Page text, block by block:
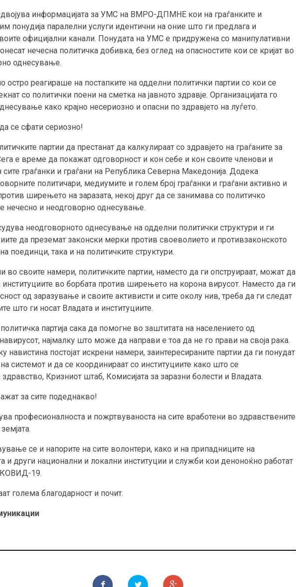
информацијата за УМС на ВМРО-ДПМНЕ кои на граѓанките и
понудија паралелни услуги идентични на оние што ги предлага и
официјални канали. Понудата на УМС е придружена со манипулативни
нечесна политичка добивка, без оглед на опасностите кои се кријат во
однесување.
реагираше на постапките на одделни политички партии со кои се
со политички поени на сметка на јавното здравје. Организацијата го
како крајно несериозно и опасни по здравјето на луѓето.
се сфати сериозно!
партии да престанат да калкулираат со здравјето на граѓаните за
е време да покажат одговорност и кон себе и кон своите членови и
сите граѓанки и граѓани на Република Северна Македонија. Додека
политичари, медиумите и голем број граѓанки и граѓани активно и
ширењето на заразата, некој друг да се занимава со политичко
нечесно и неодговорно однесување.
неодговорното однесување на одделни политички структури и ги
да преземат законски мерки против своеволието и противзаконското
поединци, така и на политичките структури.
во своите намери, политичките партии, наместо да ги опструираат, можат да
институциите во борбата против ширењето на корона вирусот. Наместо да ги
од заразување и своите активисти и сите околу нив, треба да ги следат
што ги носат Владата и институциите.
партија сака да помогне во заштитата на населението од
најмалку што може да направи е тоа да не го прави на своја рака.
навистина постојат искрени намери, заинтересираните партии да ги понудат
системот и да се координираат со институциите како што се
Кризниот штаб, Комисијата за заразни болести и Владата.
за сите подеднакво!
професионалноста и пожртвуваноста на сите вработени во здравствените
се и напорите на сите волонтери, како и на припадниците на
и други национални и локални институции и служби кои деноноќно работат
КОВИД-19.
голема благодарност и почит.